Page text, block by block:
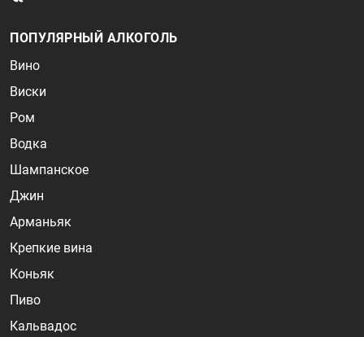
ПОПУЛЯРНЫЙ АЛКОГОЛЬ
Вино
Виски
Ром
Водка
Шампанское
Джин
Арманьяк
Крепкие вина
Коньяк
Пиво
Кальвадос